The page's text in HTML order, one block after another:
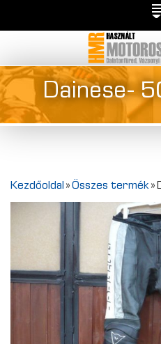
Dainese-
Kezdőoldal »Összes termék»